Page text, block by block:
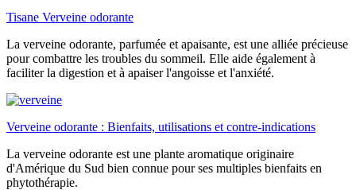
Tisane Verveine odorante
La verveine odorante, parfumée et apaisante, est une alliée précieuse
pour combattre les troubles du sommeil. Elle aide également à
faciliter la digestion et à apaiser l'angoisse et l'anxiété.
Verveine odorante : Bienfaits, utilisations et contre-indications
La verveine odorante est une plante aromatique originaire
d'Amérique du Sud bien connue pour ses multiples bienfaits en
phytothérapie.